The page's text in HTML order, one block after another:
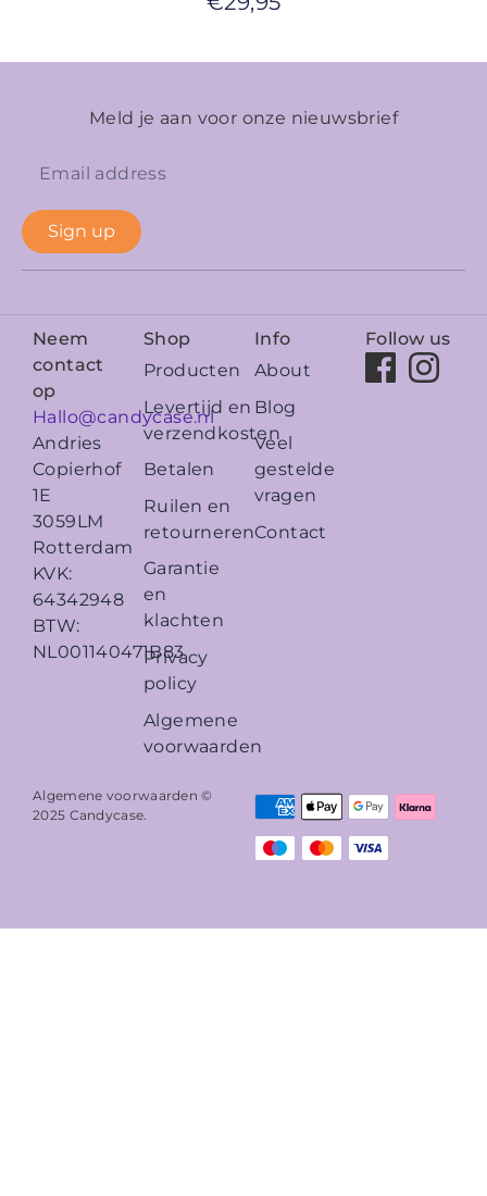
Meld je aan voor onze nieuwsbrief
Sign up
Neem
contact
op
Hallo@candycase.nl
Andries
Copierhof
1E
3059LM
Rotterdam
KVK:
64342948
BTW:
NL001140471B83
Shop
Producten
Levertijd en
verzendkosten
Betalen
Ruilen en
retourneren
Garantie
en
klachten
Privacy
policy
Algemene
voorwaarden
Info
About
Blog
Veel
gestelde
vragen
Contact
Follow us
Algemene voorwaarden ©
2025 Candycase.